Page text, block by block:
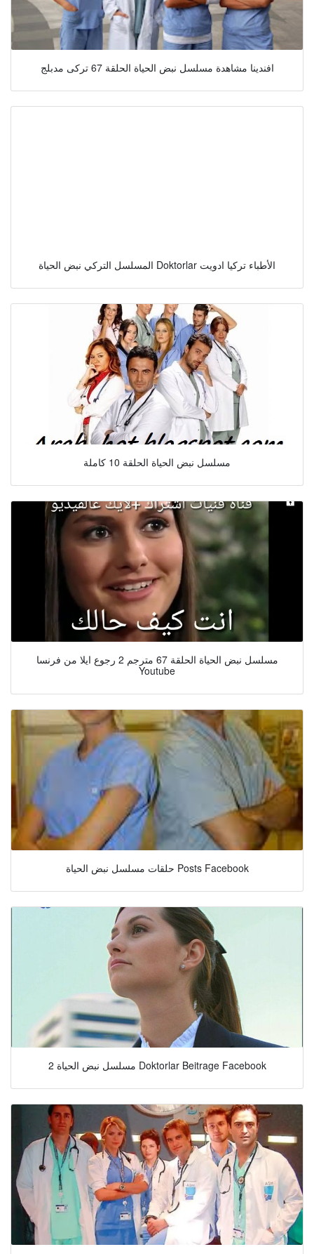
افندينا مشاهدة مسلسل نبض الحياة الحلقة 67 تركى مدبلج
المسلسل التركي نبض الحياة Doktorlar الأطباء تركيا ادويت
مسلسل نبض الحياة الحلقة 10 كاملة
مسلسل نبض الحياة الحلقة 67 مترجم 2 رجوع ايلا من فرنسا
Youtube
حلقات مسلسل نبض الحياة Posts Facebook
مسلسل نبض الحياة 2 Doktorlar Beitrage Facebook